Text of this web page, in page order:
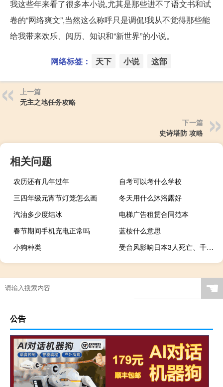
我这些年来看了很多本小说,尤其是那些进不了语文书和试
卷的“网络爽文”,当然这么称呼只是调侃!我从不觉得那些能
给我带来欢乐、阅历、知识和“新世界”的小说。
网络标签： 天下 小说 这部
上一篇
无主之地任务攻略
下一篇
史诗塔防 攻略
相关问题
农历还有几年过年
自考可以考什么学校
三四年级元宵节灯笼怎么画
冬天用什么沐浴露好
汽油多少度结冰
电梯广告租赁合同范本
春节期间手机充电正常吗
蓝桉什么意思
小狗种类
受台风影响日本3人死亡、千余栋房屋被淹
☚
公告